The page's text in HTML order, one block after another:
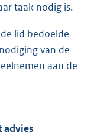
taak nodig is.
lid bedoelde
van de
aan de
advies